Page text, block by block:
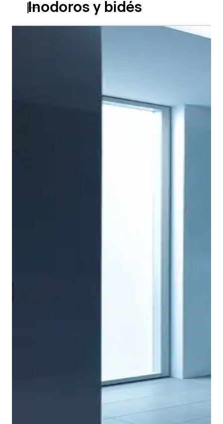
La ligereza y la sencillez también predominan en el
Inodoros y bidés